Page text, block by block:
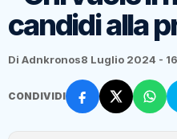
candidi alla
Di Adnkronos8 Luglio 2024 -
CONDIVIDI